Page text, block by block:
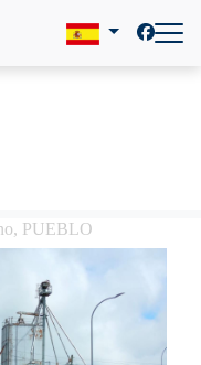
PUEBLO